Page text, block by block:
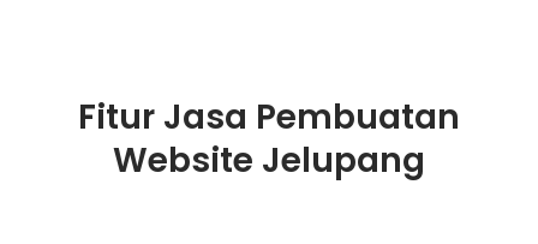
Fitur Jasa Pembuatan
Website Jelupang